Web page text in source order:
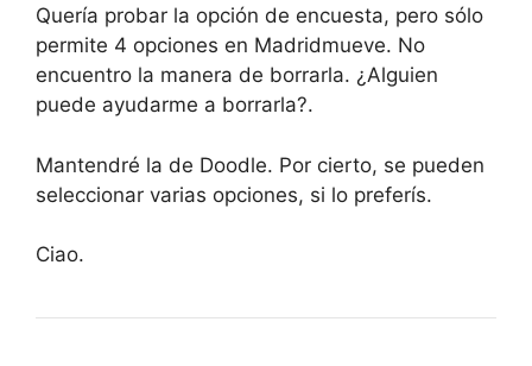
Quería probar la opción de encuesta, pero sólo
permite 4 opciones en Madridmueve. No
encuentro la manera de borrarla. ¿Alguien
puede ayudarme a borrarla?.
Mantendré la de Doodle. Por cierto, se pueden
seleccionar varias opciones, si lo preferís.
Ciao.